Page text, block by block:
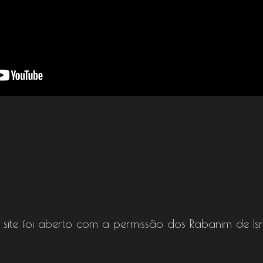
site foi aberto com a permissão dos Rabanim de